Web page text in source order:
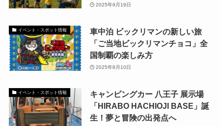
2025年9月19日
イベント・スポット情報
車中泊 ビックリマンの新しい旅
「ご当地ビックリマンチョコ」全
国制覇の楽しみ方
2025年8月10日
イベント・スポット情報
キャンピングカー 八王子 展示場
「HIRABO HACHIOJI BASE」誕
生！夢と冒険の出発点へ